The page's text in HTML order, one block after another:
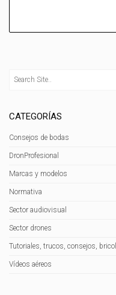
CATEGORÍAS
Consejos de bodas
DronProfesional
Marcas y modelos
Normativa
Sector audiovisual
Sector drones
Tutoriales, trucos, consejos,
Vídeos aéreos